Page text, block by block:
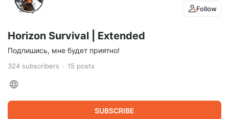
Follow
Horizon Survival | Extended
Подпишись, мне будет приятно!
324 subscribers 15 posts
SUBSCRIBE